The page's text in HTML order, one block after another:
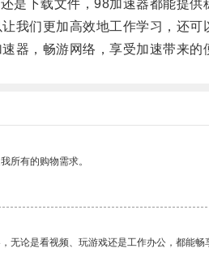
下载文件，98加速器都能提供
们更加高效地工作学习，还可
，畅游网络，享受加速带来的
所有的购物需求。
无论是看视频、玩游戏还是工作办公，都能畅